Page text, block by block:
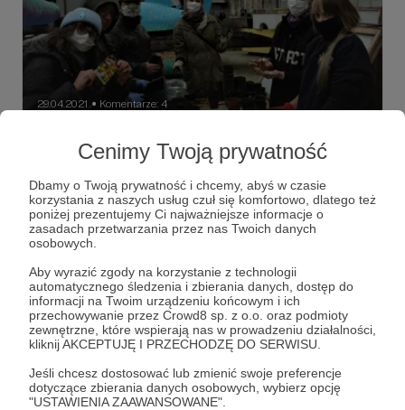
Cenimy Twoją prywatność
Dbamy o Twoją prywatność i chcemy, abyś w czasie
korzystania z naszych usług czuł się komfortowo, dlatego też
poniżej prezentujemy Ci najważniejsze informacje o
zasadach przetwarzania przez nas Twoich danych
osobowych.
Aby wyrazić zgody na korzystanie z technologii
automatycznego śledzenia i zbierania danych, dostęp do
informacji na Twoim urządzeniu końcowym i ich
przechowywanie przez Crowd8 sp. z o.o. oraz podmioty
zewnętrzne, które wspierają nas w prowadzeniu działalności,
kliknij AKCEPTUJĘ I PRZECHODZĘ DO SERWISU.
Jeśli chcesz dostosować lub zmienić swoje preferencje
dotyczące zbierania danych osobowych, wybierz opcję
"USTAWIENIA ZAAWANSOWANE".
29.04.2021 ● Komentarze: 4
Dziękujemy, że jesteście z nami!
To już miesiąc naszej obecności na Patronite.
Dziękujemy, że jeteście i nas wspieracie. Napisaliśmy kilka
słów od serca, specjalnie dla Was. Trzymajcie się zdrowo!
akcja ratunkowa dla krakowa krakow miasto